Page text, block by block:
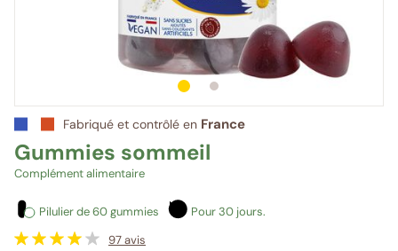
1
sur 2 2
sur 2
Fabriqué et contrôlé en France
Gummies sommeil
Complément alimentaire
Pilulier de 60 gummies
Pour 30 jours.
97avis